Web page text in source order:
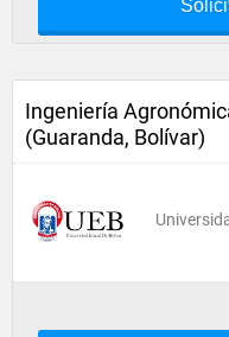
Ingeniería
(Guaranda, Bolívar)